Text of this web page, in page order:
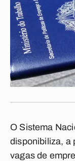
O Sistema
disponibiliza, a
vagas de